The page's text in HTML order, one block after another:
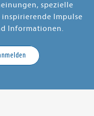
spezielle
Impulse
Informationen.